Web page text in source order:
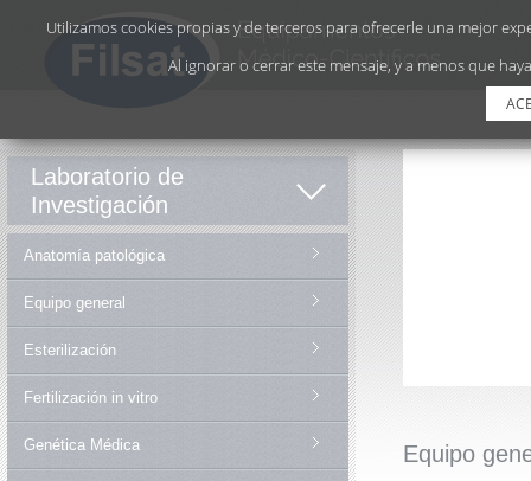
Laboratorio de
Investigación
Anatomía patológica
Equipo general
Esterilización
Fertilización in vitro
Genética Médica Equipo
Utilizamos cookies propias y de terceros para ofrecerle una mejor
Al ignorar o cerrar este mensaje, y a menos que